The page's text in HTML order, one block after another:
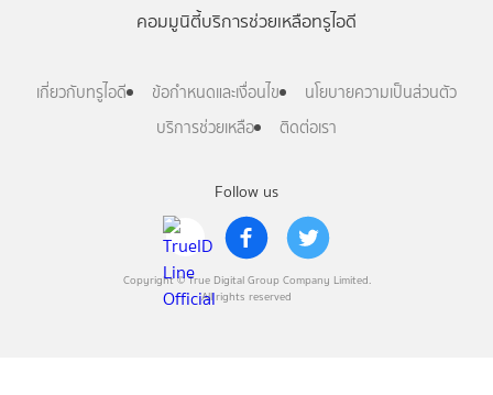
Follow us
Copyright © True Digital Group Company Limited.
All rights reserved
คอมมูนิตี้บริการช่วยเหลือทรูไอดี
เกี่ยวกับทรูไอดี ข้อกำหนดและเงื่อนไข
นโยบายความเป็นส่วนตัว
บริการช่วยเหลือ
ติดต่อเรา